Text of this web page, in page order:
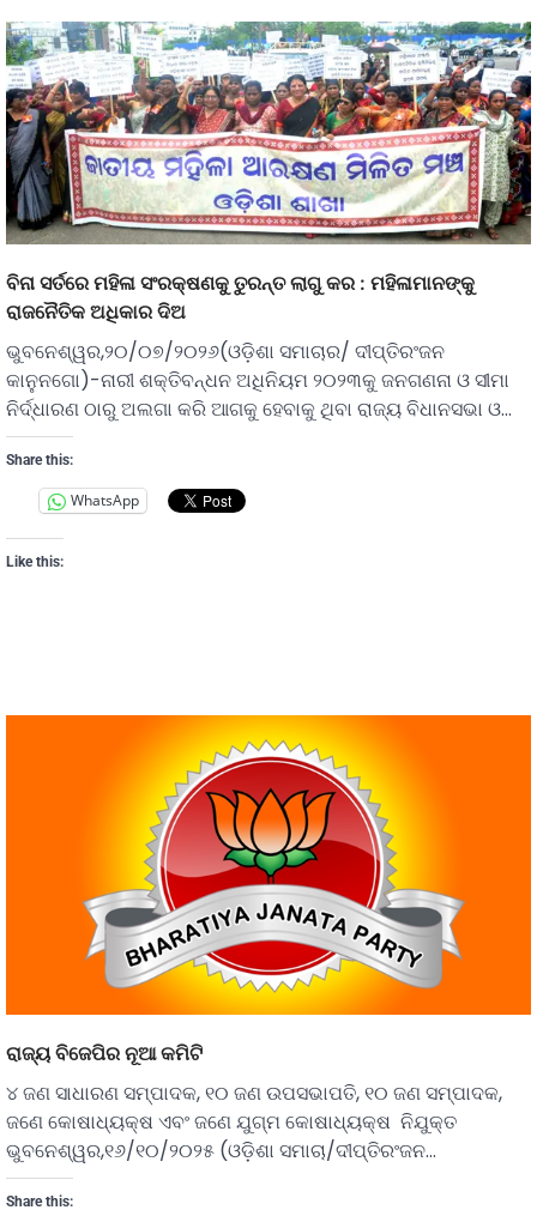
ବିନା ସର୍ତରେ ମହିଳା ସଂରକ୍ଷଣକୁ ତୁରନ୍ତ ଲାଗୁ କର : ମହିଳାମାନଙ୍କୁ
ରାଜନୈତିକ ଅଧିକାର ଦିଅ
ଭୁବନେଶ୍ୱର,୨୦/୦୭/୨୦୨୬(ଓଡ଼ିଶା ସମାଚାର/ ଦୀପ୍ତିରଂଜନ
କାନୁନଗୋ)-ନାରୀ ଶକ୍ତିବନ୍ଧନ ଅଧିନିୟମ ୨୦୨୩କୁ ଜନଗଣନା ଓ ସୀମା
ନିର୍ଦ୍ଧାରଣ ଠାରୁ ଅଲଗା କରି ଆଗକୁ ହେବାକୁ ଥିବା ରାଜ୍ୟ ବିଧାନସଭା ଓ…
Share this:
WhatsApp
Like this:
ରାଜ୍ୟ ବିଜେପିର ନୂଆ କମିଟି
୪ ଜଣ ସାଧାରଣ ସମ୍ପାଦକ, ୧୦ ଜଣ ଉପସଭାପତି, ୧୦ ଜଣ ସମ୍ପାଦକ,
ଜଣେ କୋଷାଧ୍ୟକ୍ଷ ଏବଂ ଜଣେ ଯୁଗ୍ମ କୋଷାଧ୍ୟକ୍ଷ ନିଯୁକ୍ତ
ଭୁବନେଶ୍ୱର,୧୬/୧୦/୨୦୨୫ (ଓଡ଼ିଶା ସମାଚା/ଦୀପ୍ତିରଂଜନ…
Share this: